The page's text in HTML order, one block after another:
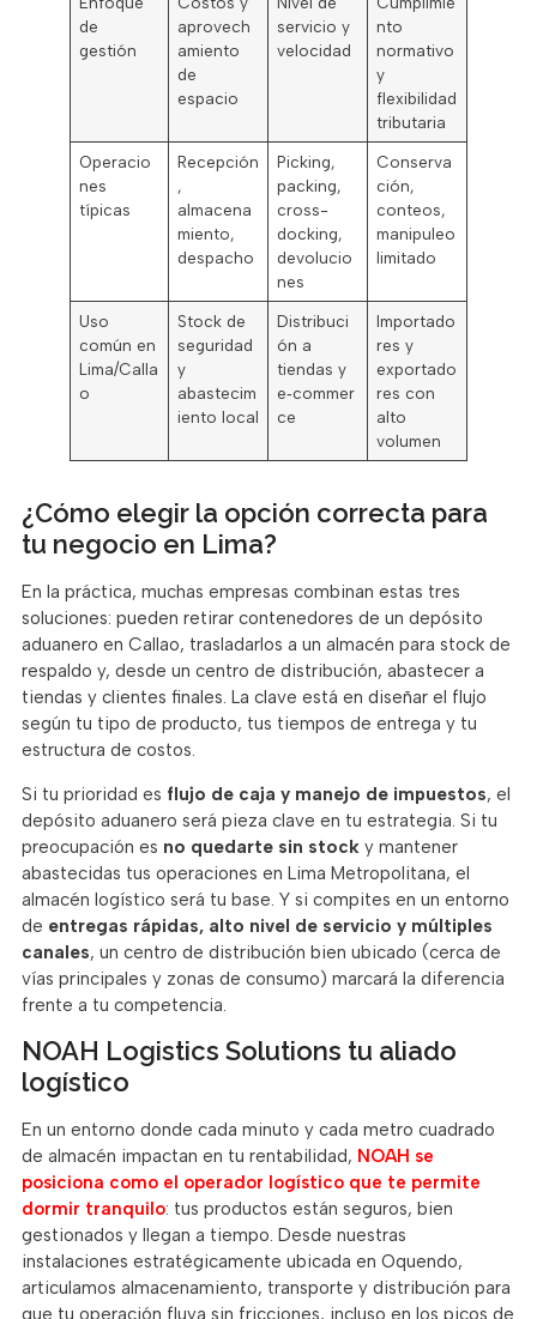
de
gestión
aprovech
amiento
de
espacio
servicio y
velocidad
nto
normativo
y
flexibilidad
tributaria
Operacio
nes
típicas
Recepción
,
almacena
miento,
despacho
Picking,
packing,
cross-
docking,
devolucio
nes
Conserva
ción,
conteos,
manipuleo
limitado
Uso
común en
Lima/Calla
o
Stock de
seguridad
y
abastecim
iento local
Distribuci
ón a
tiendas y
e‑commer
ce
Importado
res y
exportado
res con
alto
volumen
¿Cómo elegir la opción correcta para
tu negocio en Lima?
En la práctica, muchas empresas combinan estas tres
soluciones: pueden retirar contenedores de un depósito
aduanero en Callao, trasladarlos a un almacén para stock de
respaldo y, desde un centro de distribución, abastecer a
tiendas y clientes finales. La clave está en diseñar el flujo
según tu tipo de producto, tus tiempos de entrega y tu
estructura de costos.
Si tu prioridad es flujo de caja y manejo de impuestos, el
depósito aduanero será pieza clave en tu estrategia. Si tu
preocupación es no quedarte sin stock y mantener
abastecidas tus operaciones en Lima Metropolitana, el
almacén logístico será tu base. Y si compites en un entorno
de entregas rápidas, alto nivel de servicio y múltiples
canales, un centro de distribución bien ubicado (cerca de
vías principales y zonas de consumo) marcará la diferencia
frente a tu competencia.
NOAH Logistics Solutions tu aliado
logístico
En un entorno donde cada minuto y cada metro cuadrado
de almacén impactan en tu rentabilidad, NOAH se
posiciona como el operador logístico que te permite
dormir tranquilo: tus productos están seguros, bien
gestionados y llegan a tiempo. Desde nuestras
instalaciones estratégicamente ubicada en Oquendo,
articulamos almacenamiento, transporte y distribución para
que tu operación fluya sin fricciones, incluso en los picos de